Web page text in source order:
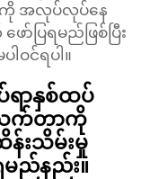
ကို အလုပ်လုပ်နေ
ပြရမည်ဖြစ်ပြီး
ါဝင်ရပါ။
ာနှစ်ထပ်
သက်တာကို
းသိမ်းမှု
မည်နည်း။